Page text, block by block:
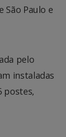
São Paulo e
pelo
instaladas
postes,